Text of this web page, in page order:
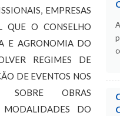
EMPRESAS
QUE O CONSELHO
E AGRONOMIA DO
REGIMES DE
DE EVENTOS NOS
OBRAS
DO